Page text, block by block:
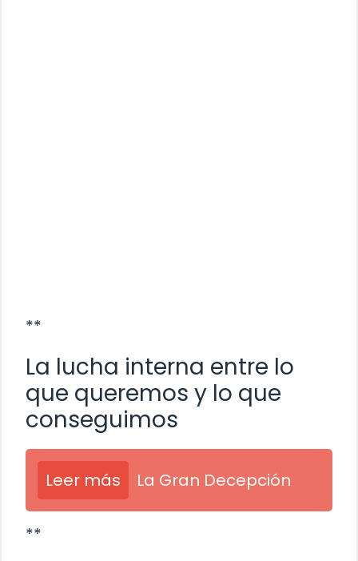
**
La lucha interna entre lo
que queremos y lo que
conseguimos
Leer más La Gran Decepción
**